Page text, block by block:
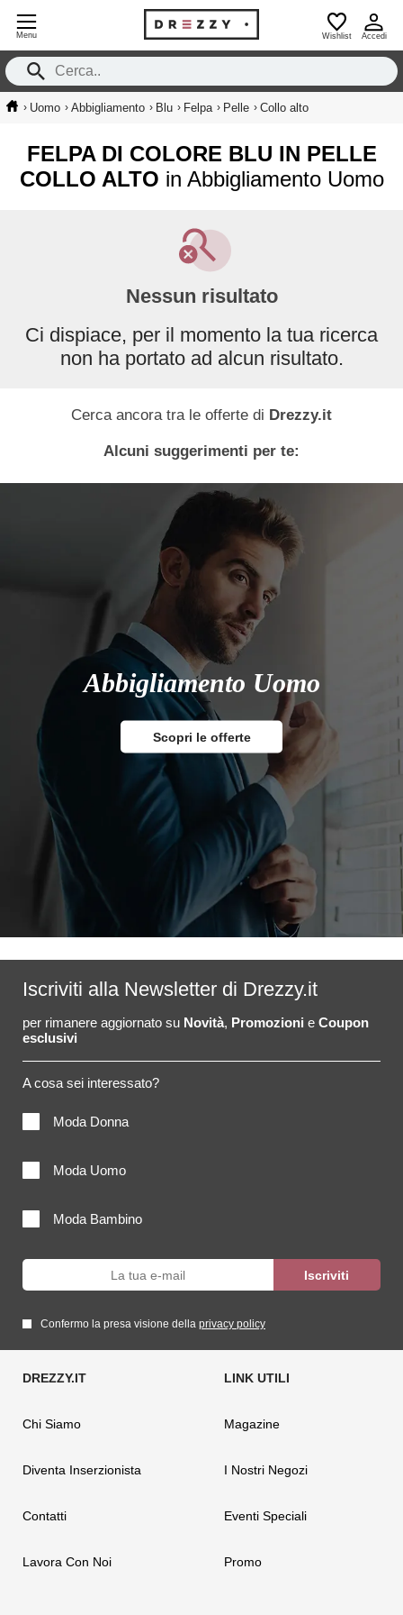
Menu Wishlist Accedi
› Uomo › Abbigliamento › Blu › Felpa › Pelle › Collo alto
FELPA DI COLORE BLU IN PELLE
COLLO ALTO in Abbigliamento Uomo
Nessun risultato
Ci dispiace, per il momento la tua ricerca
non ha portato ad alcun risultato.
Cerca ancora tra le offerte di Drezzy.it
Alcuni suggerimenti per te:
Abbigliamento Uomo
Scopri le offerte
Iscriviti alla Newsletter di Drezzy.it
per rimanere aggiornato su Novità, Promozioni e Coupon
esclusivi
A cosa sei interessato?
Moda Donna
Moda Uomo
Moda Bambino
Confermo la presa visione della privacy policy
Chi Siamo
Diventa Inserzionista
Contatti
Lavora Con Noi
Magazine
I Nostri Negozi
Eventi Speciali
Promo